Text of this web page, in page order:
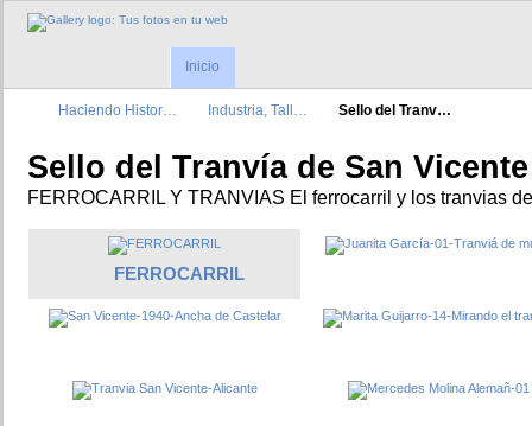
Inicio
Haciendo Histor… Industria, Tall… Sello del Tranv…
Sello del Tranvía de San Vicente
FERROCARRIL Y TRANVIAS El ferrocarril y los tranvias
FERROCARRIL